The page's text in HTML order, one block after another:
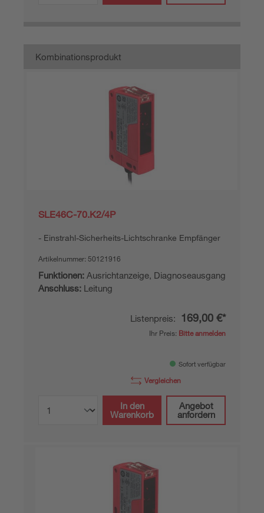
Kombinationsprodukt
SLE46C-70.K2/4P
Einstrahl-Sicherheits-Lichtschranke Empfänger
Artikelnummer: 50121916
Funktionen: Ausrichtanzeige, Diagnoseausgang
Anschluss: Leitung
Listenpreis: 169,00 €*
Ihr Preis: Bitte anmelden
Sofort verfügbar
Vergleichen
In den
Warenkorb
Angebot
anfordern